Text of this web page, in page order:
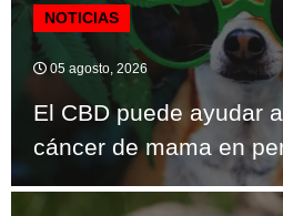
NOTICIAS
05 agosto, 2026
El CBD puede ayudar
cáncer de mama en